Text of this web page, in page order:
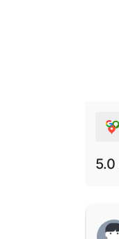
5.0